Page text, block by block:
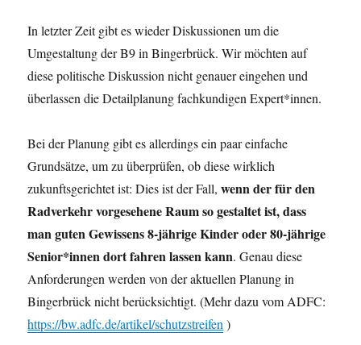
In letzter Zeit gibt es wieder Diskussionen um die
Umgestaltung der B9 in Bingerbrück. Wir möchten auf
diese politische Diskussion nicht genauer eingehen und
überlassen die Detailplanung fachkundigen Expert*innen.
Bei der Planung gibt es allerdings ein paar einfache
Grundsätze, um zu überprüfen, ob diese wirklich
zukunftsgerichtet ist: Dies ist der Fall,wenn der für den
Radverkehr vorgesehene Raum so gestaltet ist, dass
man guten Gewissens 8-jährige Kinder oder 80-jährige
Senior*innen dort fahren lassen kann. Genau diese
Anforderungen werden von der aktuellen Planung in
Bingerbrück nicht berücksichtigt. (Mehr dazu vom ADFC:
https://bw.adfc.de/artikel/schutzstreifen )